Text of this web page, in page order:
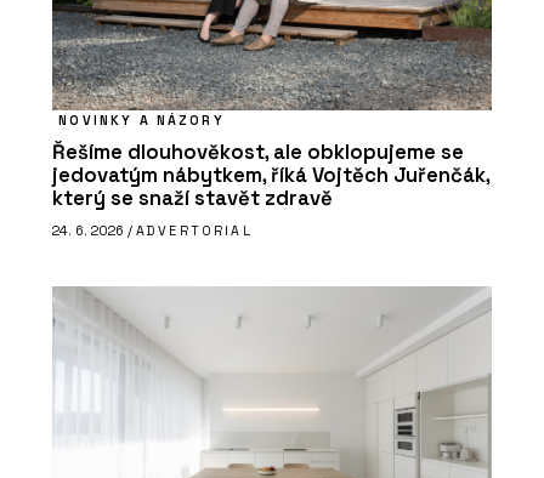
NOVINKY A NÁZORY
Řešíme dlouhověkost, ale obklopujeme se
jedovatým nábytkem, říká Vojtěch Juřenčák,
který se snaží stavět zdravě
24. 6. 2026 / ADVERTORIAL